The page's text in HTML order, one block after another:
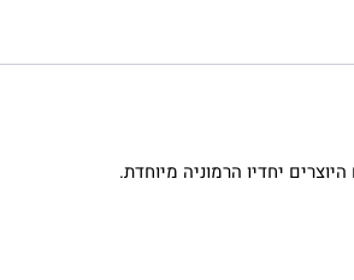
יחדיו הרמוניה מיוחדת.